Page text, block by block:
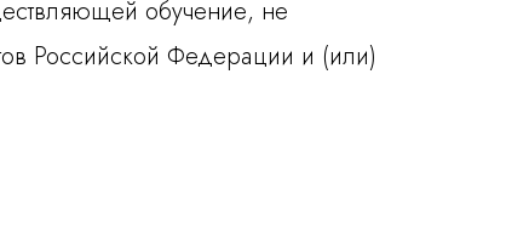
обучение, не
Российской Федерации и (или)